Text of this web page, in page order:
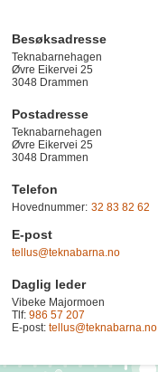
Besøksadresse
Teknabarnehagen
Øvre Eikervei 25
3048 Drammen
Postadresse
Teknabarnehagen
Øvre Eikervei 25
3048 Drammen
Telefon
Hovednummer: 32 83 82 62
E-post
tellus@teknabarna.no
Daglig leder
Vibeke Majormoen
Tlf:986 57 207
E-post:tellus@teknabarna.no